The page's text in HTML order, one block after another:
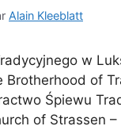
Alain Kleeblatt
w
Brotherhood of
Śpiewu
of Strassen